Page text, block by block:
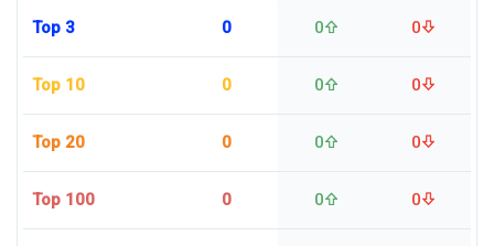
Top 3 0 0 0
Top 10 0 0 0
Top 20 0 0 0
Top 100 0 0 0